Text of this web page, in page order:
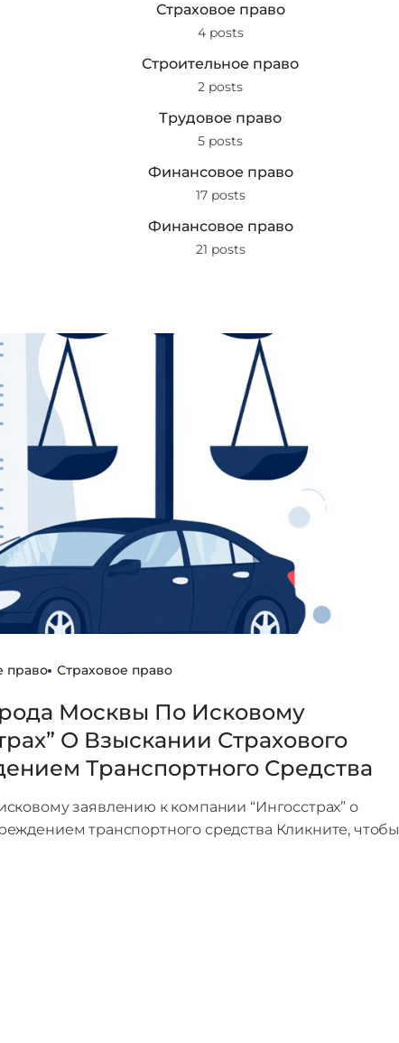
Страховое право
4 posts
Строительное право
2 posts
Трудовое право
5 posts
Финансовое право
17 posts
Финансовое право
21 posts
право Страховое право
Москвы По Исковому
О Взыскании Страхового
Транспортного Средства
заявлению к компании “Ингосстрах” о
транспортного средства Кликните, чтобы